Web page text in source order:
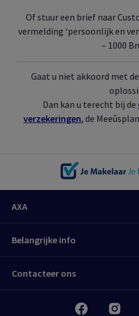
Of stuur een brief naar
vermelding ‘persoonlijk en
– 1000
Gaat u niet akkoord met
Dan kan u terecht bij de
verzekeringen, de
AXA
Belangrijke info
Contacteer ons